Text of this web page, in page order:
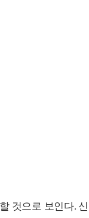
것으로 보인다.